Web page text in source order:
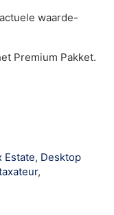
waarde-
Premium Pakket.
Estate, Desktop
,